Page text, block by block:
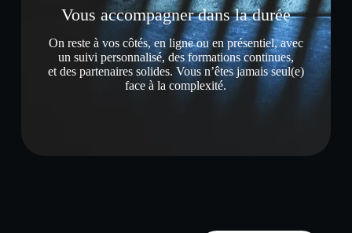
Vous accompagner dans la durée
On reste à vos côtés, en ligne ou en présentiel, avec
un suivi personnalisé, des formations continues,
et des partenaires solides. Vous n’êtes jamais seul(e)
face à la complexité.